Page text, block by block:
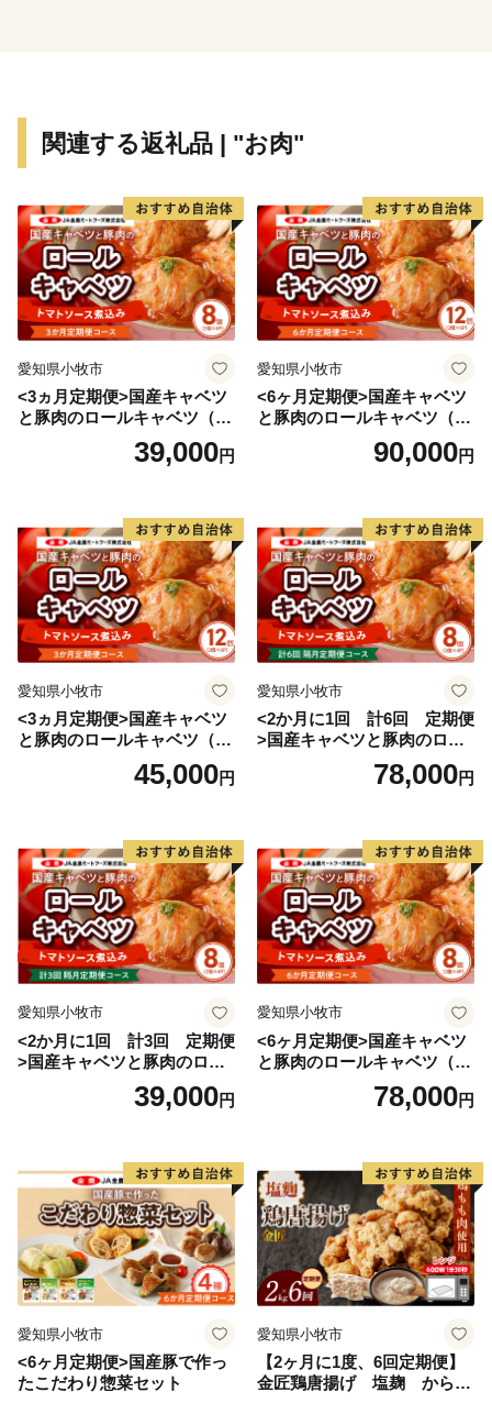
す。​
玉東町には緑があふれ、自然の力がいっぱいです。 誰
もが夢を育める、住みよい町づくりを進めています。
玉東町は熊本県北部に位置する自然に恵まれた町です。
定されています。 基幹産業である農業は、市場で評価
の高いみかんや梨、スイカのほか、スモモの1種である
ある“ハニーローザアイスクリーム”は熊本県優良新商品
ご寄附は、玉東町を「もっと応援したい!」と思ってい
ただけるような活用をしていきます。
◎返礼品の内容・お届け先・お届け時期等ふるさと納税
全般についてのお問合せ
株式会社ローカル
E-mail：gyokuto@lo-cal.co.jp
TEL：096-288-5620 FAX：096-245-6158
※土日祝はお休みをいただいております。
※土日祝祭日にいただいたメールへの回答は翌営業日以
降となりますので、ご了承ください。
◎受領証明書の発行やワンストップ特例申請の受付状況
等のお問い合わせ
玉東町コールセンター（事務委託先）
営業時間：月曜から金曜（祝日除く）午前9時から午後5
時15分
E-mail：gyokuto@do-furusato.jp
関連する返礼品 | "お肉"
愛知県小牧市
<3ヵ月定期便>国産キャベツ
と豚肉のロールキャベツ（4P
39,000円
愛知県小牧市
<6ヶ月定期便>国産キャベツ
と豚肉のロールキャベツ（6P
90,000円
愛知県小牧市
<3ヵ月定期便>国産キャベツ
と豚肉のロールキャベツ（6P
45,000円
愛知県小牧市
<2か月に1回 計6回 定期便
>国産キャベツと豚肉のロー
ルキャベツ（4P入り）
78,000円
愛知県小牧市
<2か月に1回 計3回 定期便
>国産キャベツと豚肉のロー
ルキャベツ（4P入り）
39,000円
愛知県小牧市
<6ヶ月定期便>国産キャベツ
と豚肉のロールキャベツ（4P
78,000円
愛知県小牧市
<6ヶ月定期便>国産豚で作っ
たこだわり惣菜セット
愛知県小牧市
【2ヶ月に1度、6回定期便】
金匠鶏唐揚げ 塩麹 からあ